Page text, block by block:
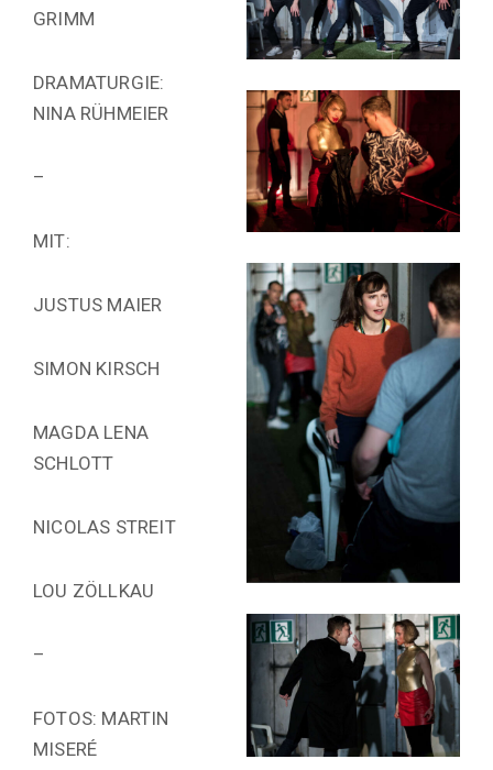
GRIMM
DRAMATURGIE:
NINA RÜHMEIER
–
MIT:
JUSTUS MAIER
SIMON KIRSCH
MAGDA LENA
SCHLOTT
NICOLAS STREIT
LOU ZÖLLKAU
–
FOTOS: MARTIN
MISERÉ